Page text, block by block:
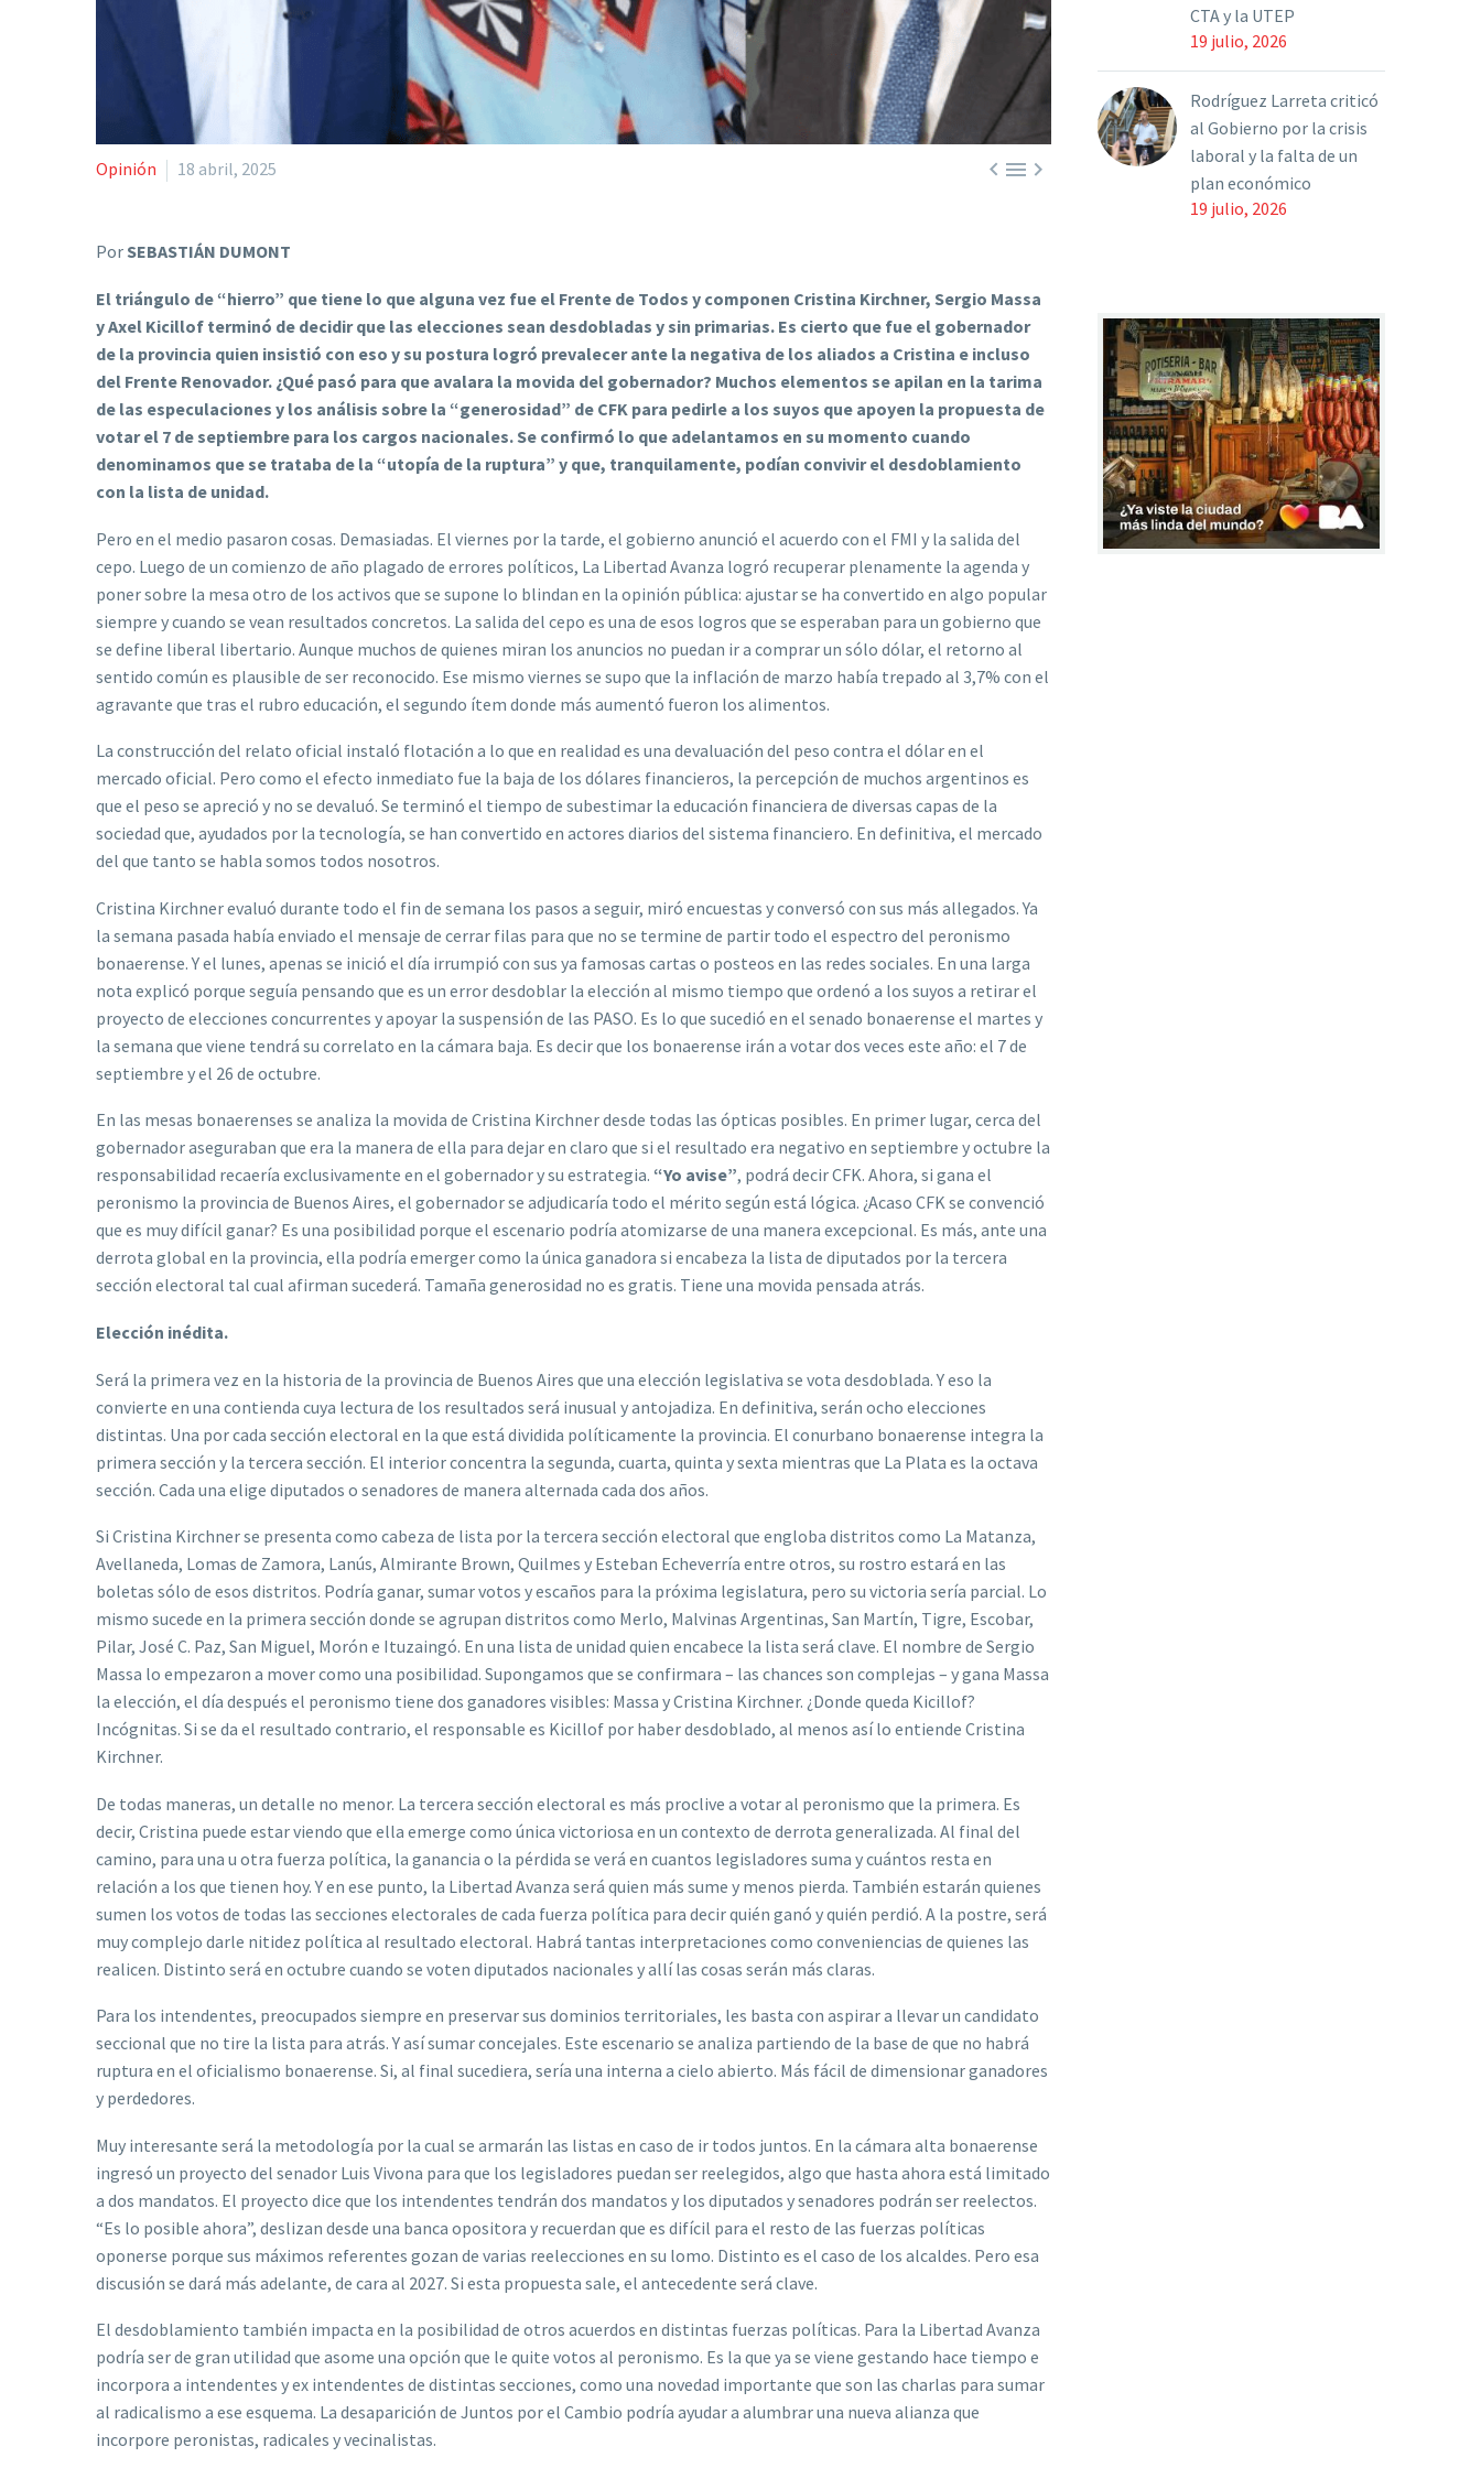

Opinión 18 abril, 2025
PorSEBASTIÁN DUMONT
El triángulo de “hierro” que tiene lo que alguna vez fue el Frente de Todos y componen Cristina Kirchner, Sergio Massa
y Axel Kicillof terminó de decidir que las elecciones sean desdobladas y sin primarias. Es cierto que fue el gobernador
de la provincia quien insistió con eso y su postura logró prevalecer ante la negativa de los aliados a Cristina e incluso
del Frente Renovador. ¿Qué pasó para que avalara la movida del gobernador? Muchos elementos se apilan en la tarima
de las especulaciones y los análisis sobre la “generosidad” de CFK para pedirle a los suyos que apoyen la propuesta de
votar el 7 de septiembre para los cargos nacionales. Se confirmó lo que adelantamos en su momento cuando
denominamos que se trataba de la “utopía de la ruptura” y que, tranquilamente, podían convivir el desdoblamiento
con la lista de unidad.
Pero en el medio pasaron cosas. Demasiadas. El viernes por la tarde, el gobierno anunció el acuerdo con el FMI y la salida del
cepo. Luego de un comienzo de año plagado de errores políticos, La Libertad Avanza logró recuperar plenamente la agenda y
poner sobre la mesa otro de los activos que se supone lo blindan en la opinión pública: ajustar se ha convertido en algo popular
siempre y cuando se vean resultados concretos. La salida del cepo es una de esos logros que se esperaban para un gobierno que
se define liberal libertario. Aunque muchos de quienes miran los anuncios no puedan ir a comprar un sólo dólar, el retorno al
sentido común es plausible de ser reconocido. Ese mismo viernes se supo que la inflación de marzo había trepado al 3,7% con el
agravante que tras el rubro educación, el segundo ítem donde más aumentó fueron los alimentos.
La construcción del relato oficial instaló flotación a lo que en realidad es una devaluación del peso contra el dólar en el
mercado oficial. Pero como el efecto inmediato fue la baja de los dólares financieros, la percepción de muchos argentinos es
que el peso se apreció y no se devaluó. Se terminó el tiempo de subestimar la educación financiera de diversas capas de la
sociedad que, ayudados por la tecnología, se han convertido en actores diarios del sistema financiero. En definitiva, el mercado
del que tanto se habla somos todos nosotros.
Cristina Kirchner evaluó durante todo el fin de semana los pasos a seguir, miró encuestas y conversó con sus más allegados. Ya
la semana pasada había enviado el mensaje de cerrar filas para que no se termine de partir todo el espectro del peronismo
bonaerense. Y el lunes, apenas se inició el día irrumpió con sus ya famosas cartas o posteos en las redes sociales. En una larga
nota explicó porque seguía pensando que es un error desdoblar la elección al mismo tiempo que ordenó a los suyos a retirar el
proyecto de elecciones concurrentes y apoyar la suspensión de las PASO. Es lo que sucedió en el senado bonaerense el martes y
la semana que viene tendrá su correlato en la cámara baja. Es decir que los bonaerense irán a votar dos veces este año: el 7 de
septiembre y el 26 de octubre.
En las mesas bonaerenses se analiza la movida de Cristina Kirchner desde todas las ópticas posibles. En primer lugar, cerca del
gobernador aseguraban que era la manera de ella para dejar en claro que si el resultado era negativo en septiembre y octubre la
responsabilidad recaería exclusivamente en el gobernador y su estrategia. “Yo avise”, podrá decir CFK. Ahora, si gana el
peronismo la provincia de Buenos Aires, el gobernador se adjudicaría todo el mérito según está lógica. ¿Acaso CFK se convenció
que es muy difícil ganar? Es una posibilidad porque el escenario podría atomizarse de una manera excepcional. Es más, ante una
derrota global en la provincia, ella podría emerger como la única ganadora si encabeza la lista de diputados por la tercera
sección electoral tal cual afirman sucederá. Tamaña generosidad no es gratis. Tiene una movida pensada atrás.
Elección inédita.
Será la primera vez en la historia de la provincia de Buenos Aires que una elección legislativa se vota desdoblada. Y eso la
convierte en una contienda cuya lectura de los resultados será inusual y antojadiza. En definitiva, serán ocho elecciones
distintas. Una por cada sección electoral en la que está dividida políticamente la provincia. El conurbano bonaerense integra la
primera sección y la tercera sección. El interior concentra la segunda, cuarta, quinta y sexta mientras que La Plata es la octava
sección. Cada una elige diputados o senadores de manera alternada cada dos años.
Si Cristina Kirchner se presenta como cabeza de lista por la tercera sección electoral que engloba distritos como La Matanza,
Avellaneda, Lomas de Zamora, Lanús, Almirante Brown, Quilmes y Esteban Echeverría entre otros, su rostro estará en las
boletas sólo de esos distritos. Podría ganar, sumar votos y escaños para la próxima legislatura, pero su victoria sería parcial. Lo
mismo sucede en la primera sección donde se agrupan distritos como Merlo, Malvinas Argentinas, San Martín, Tigre, Escobar,
Pilar, José C. Paz, San Miguel, Morón e Ituzaingó. En una lista de unidad quien encabece la lista será clave. El nombre de Sergio
Massa lo empezaron a mover como una posibilidad. Supongamos que se confirmara – las chances son complejas – y gana Massa
la elección, el día después el peronismo tiene dos ganadores visibles: Massa y Cristina Kirchner. ¿Donde queda Kicillof?
Incógnitas. Si se da el resultado contrario, el responsable es Kicillof por haber desdoblado, al menos así lo entiende Cristina
Kirchner.
De todas maneras, un detalle no menor. La tercera sección electoral es más proclive a votar al peronismo que la primera. Es
decir, Cristina puede estar viendo que ella emerge como única victoriosa en un contexto de derrota generalizada. Al final del
camino, para una u otra fuerza política, la ganancia o la pérdida se verá en cuantos legisladores suma y cuántos resta en
relación a los que tienen hoy. Y en ese punto, la Libertad Avanza será quien más sume y menos pierda. También estarán quienes
sumen los votos de todas las secciones electorales de cada fuerza política para decir quién ganó y quién perdió. A la postre, será
muy complejo darle nitidez política al resultado electoral. Habrá tantas interpretaciones como conveniencias de quienes las
realicen. Distinto será en octubre cuando se voten diputados nacionales y allí las cosas serán más claras.
Para los intendentes, preocupados siempre en preservar sus dominios territoriales, les basta con aspirar a llevar un candidato
seccional que no tire la lista para atrás. Y así sumar concejales. Este escenario se analiza partiendo de la base de que no habrá
ruptura en el oficialismo bonaerense. Si, al final sucediera, sería una interna a cielo abierto. Más fácil de dimensionar ganadores
y perdedores.
Muy interesante será la metodología por la cual se armarán las listas en caso de ir todos juntos. En la cámara alta bonaerense
ingresó un proyecto del senador Luis Vivona para que los legisladores puedan ser reelegidos, algo que hasta ahora está limitado
a dos mandatos. El proyecto dice que los intendentes tendrán dos mandatos y los diputados y senadores podrán ser reelectos.
“Es lo posible ahora”, deslizan desde una banca opositora y recuerdan que es difícil para el resto de las fuerzas políticas
oponerse porque sus máximos referentes gozan de varias reelecciones en su lomo. Distinto es el caso de los alcaldes. Pero esa
discusión se dará más adelante, de cara al 2027. Si esta propuesta sale, el antecedente será clave.
El desdoblamiento también impacta en la posibilidad de otros acuerdos en distintas fuerzas políticas. Para la Libertad Avanza
podría ser de gran utilidad que asome una opción que le quite votos al peronismo. Es la que ya se viene gestando hace tiempo e
incorpora a intendentes y ex intendentes de distintas secciones, como una novedad importante que son las charlas para sumar
al radicalismo a ese esquema. La desaparición de Juntos por el Cambio podría ayudar a alumbrar una nueva alianza que
incorpore peronistas, radicales y vecinalistas.
CTA y la UTEP
19 julio, 2026
Rodríguez Larreta criticó
al Gobierno por la crisis
laboral y la falta de un
plan económico
19 julio, 2026